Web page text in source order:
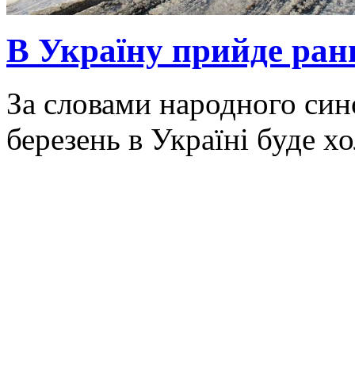
В Україну прийде
За словами народного
березень в Україні буде